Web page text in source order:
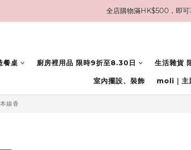
全店購物滿HK$500，即可
餐桌 廚房裡用品 限時9折至8.30日 生活雜貨
室內擺設、裝飾 moli｜主
線香